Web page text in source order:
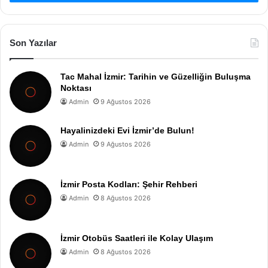
Son Yazılar
Tac Mahal İzmir: Tarihin ve Güzelliğin Buluşma
Noktası
Admin 9 Ağustos 2026
Hayalinizdeki Evi İzmir’de Bulun!
Admin 9 Ağustos 2026
İzmir Posta Kodları: Şehir Rehberi
Admin 8 Ağustos 2026
İzmir Otobüs Saatleri ile Kolay Ulaşım
Admin 8 Ağustos 2026